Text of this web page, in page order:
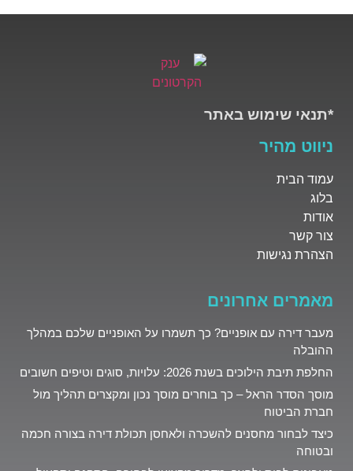
*תנאי שימוש באתר
ניווט מהיר
עמוד הבית
בלוג
אודות
צור קשר
הצהרת נגישות
מאמרים אחרונים
מעבר דירה עם אופניים? כך תשמרו על האופניים שלכם במהלך
ההובלה
החלפת תיבת הילוכים בשנת 2026: עלויות, סוגים וטיפים חשובים
מוסך הסדר הראל – כך בוחרים מוסך נכון ומקצרים תהליך מול
חברת הביטוח
כיצד לבחור מחסנים להשכרה ולאחסן תכולת דירה בצורה חכמה
ובטוחה